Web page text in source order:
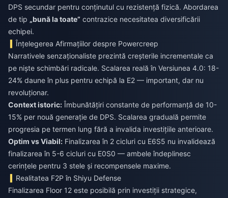
DPS secundar pentru conținutul cu rezistență fizică. Abordarea
de tip „bună la toate” contrazice necesitatea diversificării
echipei.
Înțelegerea Afirmațiilor despre Powercreep
Narrativele senzaționaliste prezintă creșterile incrementale ca
pe niște schimbări radicale. Scalarea reală în Versiunea 4.0: 18-
24% daune în plus pentru echipă la E2 — important, dar nu
revoluționar.
Context istoric: Îmbunătățiri constante de performanță de 10-
15% per nouă generație de DPS. Scalarea graduală permite
progresia pe termen lung fără a invalida investițiile anterioare.
Optim vs Viabil: Finalizarea în 2 cicluri cu E6S5 nu invalidează
finalizarea în 5-6 cicluri cu E0S0 — ambele îndeplinesc
cerințele pentru 3 stele și recompensele maxime.
Realitatea F2P în Shiyu Defense
Finalizarea Floor 12 este posibilă prin investiții strategice,